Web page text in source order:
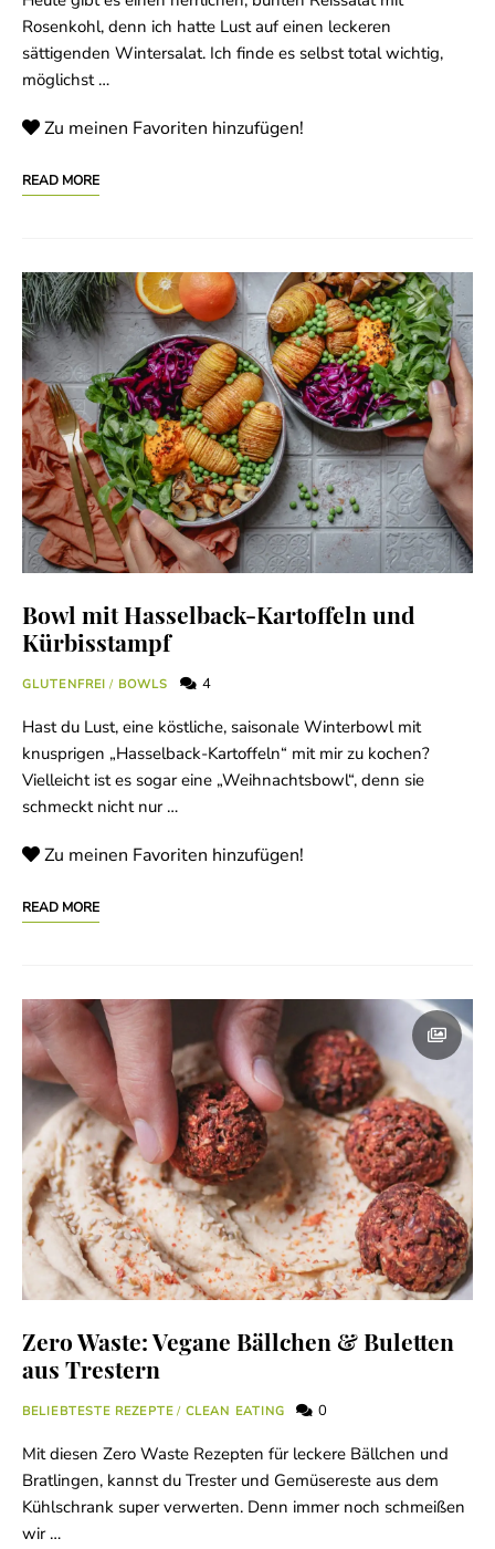
Rosenkohl, denn ich hatte Lust auf einen leckeren
sättigenden Wintersalat. Ich finde es selbst total wichtig,
möglichst …
Zu meinen Favoriten hinzufügen!
READ MORE
Bowl mit Hasselback-Kartoffeln und
Kürbisstampf
GLUTENFREI / BOWLS 4
Hast du Lust, eine köstliche, saisonale Winterbowl mit
knusprigen „Hasselback-Kartoffeln“ mit mir zu kochen?
Vielleicht ist es sogar eine „Weihnachtsbowl“, denn sie
schmeckt nicht nur …
Zu meinen Favoriten hinzufügen!
READ MORE
Zero Waste: Vegane Bällchen & Buletten
aus Trestern
BELIEBTESTE REZEPTE/ CLEAN EATING 0
Mit diesen Zero Waste Rezepten für leckere Bällchen und
Bratlingen, kannst du Trester und Gemüsereste aus dem
Kühlschrank super verwerten. Denn immer noch schmeißen
wir …